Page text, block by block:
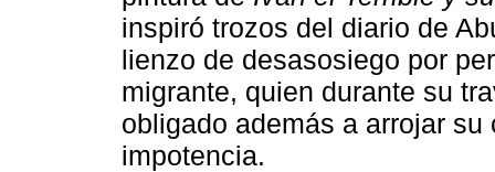
inspiró trozos del diario de
lienzo de desasosiego por
migrante, quien durante su
obligado además a arrojar
impotencia.